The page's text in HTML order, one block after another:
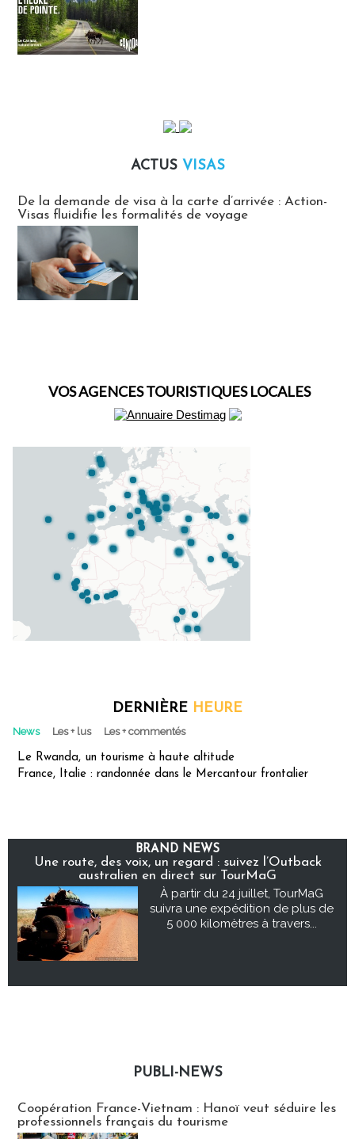
ACTUS VISAS
De la demande de visa à la carte d’arrivée : Action-
Visas fluidifie les formalités de voyage
VOS AGENCES TOURISTIQUES LOCALES
DERNIÈRE HEURE
News Les + lus Les + commentés
Le Rwanda, un tourisme à haute altitude
France, Italie : randonnée dans le Mercantour frontalier
BRAND NEWS
Une route, des voix, un regard : suivez l’Outback
australien en direct sur TourMaG
À partir du 24 juillet, TourMaG
suivra une expédition de plus de
5 000 kilomètres à travers...
PUBLI-NEWS
Coopération France-Vietnam : Hanoï veut séduire les
professionnels français du tourisme